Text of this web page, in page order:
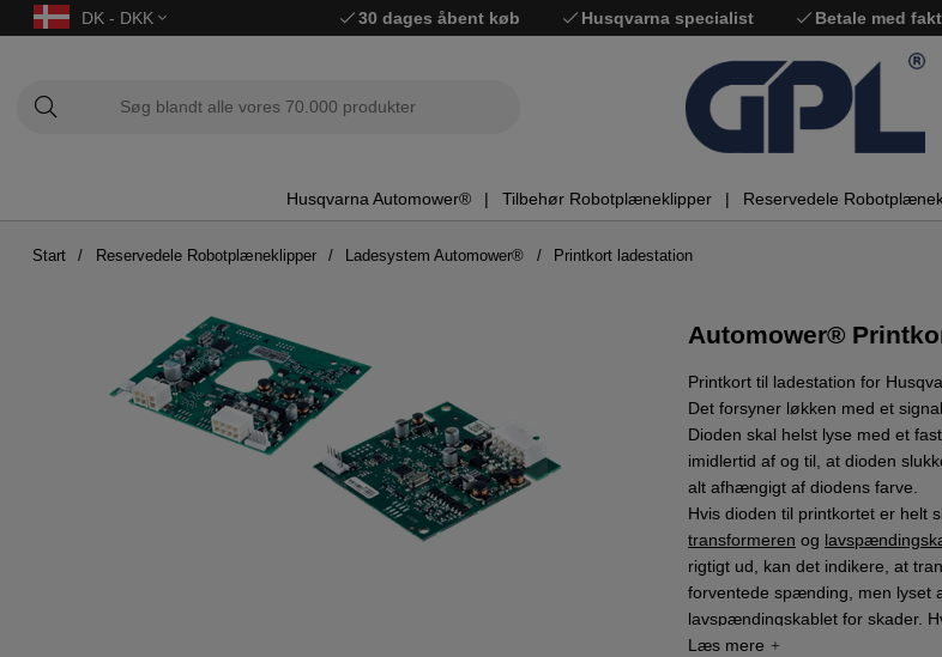
DK - DKK 30 dages åbent køb Husqvarna specialist Betale med
Husqvarna Automower® Tilbehør Robotplæneklipper Reservedele
Start Reservedele Robotplæneklipper Ladesystem Automower® Printkort ladestation
Automower®
Printkort til ladestation for
Det forsyner løkken med et
Dioden skal helst lyse med et
imidlertid af og til, at dioden
alt afhængigt af diodens farve.
Hvis dioden til printkortet er helt
transformeren og
rigtigt ud, kan det indikere, at
forventede spænding, men lyset
lavspændingskablet for skader.
er synderen. Det er her